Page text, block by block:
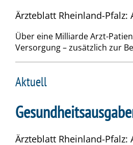
Ärzteblatt Rheinland-Pfalz:
Über eine Milliarde Arzt-
Versorgung – zusätzlich zur
Aktuell
Ärzteblatt Rheinland-Pfalz: